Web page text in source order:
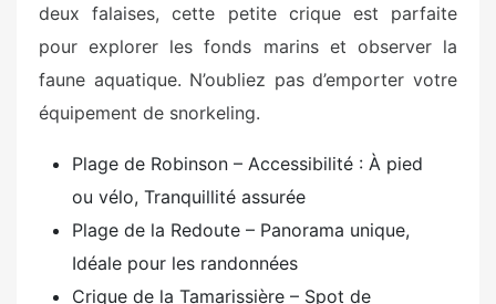
deux falaises, cette petite crique est parfaite
pour explorer les fonds marins et observer la
faune aquatique. N’oubliez pas d’emporter votre
équipement de snorkeling.
Plage de Robinson – Accessibilité : À pied
ou vélo, Tranquillité assurée
Plage de la Redoute – Panorama unique,
Idéale pour les randonnées
Crique de la Tamarissière – Spot de